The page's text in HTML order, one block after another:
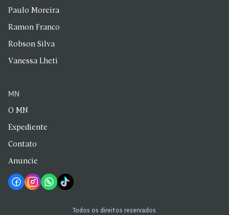
Paulo Moreira
Ramon Franco
Robson Silva
Vanessa Lheti
MN
O MN
Expediente
Contato
Anuncie
Todos os direitos reservados.